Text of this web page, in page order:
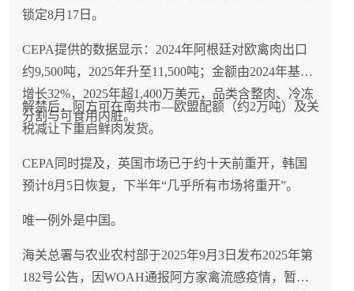
锁定8月17日。
CEPA提供的数据显示：2024年阿根廷对欧禽肉出口
约9,500吨，2025年升至11,500吨；金额由2024年基准
增长32%，2025年超1,400万美元，品类含整肉、冷冻
分割与可食用内脏。
解禁后，阿方可在南共市—欧盟配额（约2万吨）及关
税减让下重启鲜肉发货。
CEPA同时提及，英国市场已于约十天前重开，韩国
预计8月5日恢复，下半年“几乎所有市场将重开”。
唯一例外是中国。
海关总署与农业农村部于2025年9月3日发布2025年第
182号公告，因WOAH通报阿方家禽流感疫情，暂停